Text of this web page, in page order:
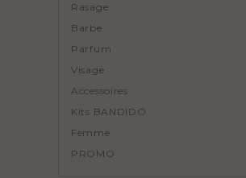
Rasage
Barbe
Parfum
Visage
Accessoires
Kits BANDIDO
Femme
PROMO